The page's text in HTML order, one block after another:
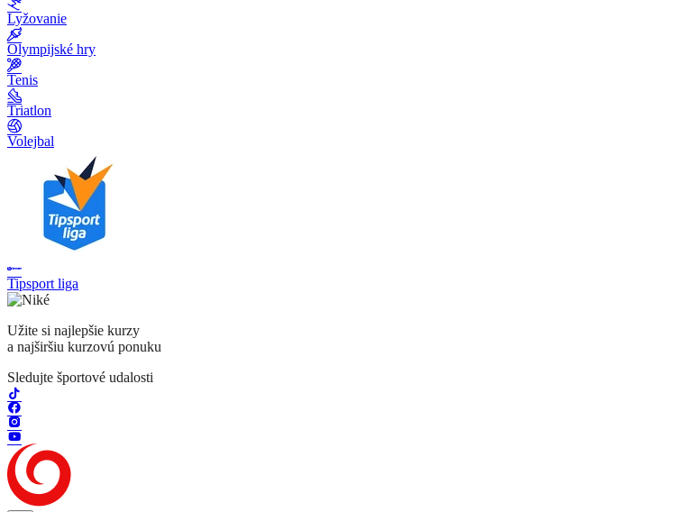
Lyžovanie
Olympijské hry
Tenis
Triatlon
Volejbal
Tipsport liga
Užite si najlepšie kurzy
a najširšiu kurzovú ponuku
Sledujte športové udalosti